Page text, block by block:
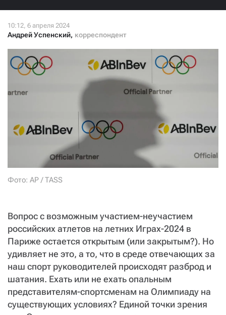
Андрей Успенский, корреспондент
Фото: AP / TASS
Вопрос с возможным участием-неучастием
российских атлетов на летних Играх-2024 в
Париже остается открытым (или закрытым?). Но
удивляет не это, а то, что в среде отвечающих за
наш спорт руководителей происходят разброд и
шатания. Ехать или не ехать опальным
представителям-спортсменам на Олимпиаду на
существующих условиях? Единой точки зрения
Нажимая кнопку «Стать соучастником»,
я принимаю
и подтверждаю свое гражданство РФ
СТАТЬ СОУЧАСТНИКОМ
ПОДЕЛИТЬСЯ С ДРУЗЬЯМИ
Если у вас есть вопросы, пишите donate@novayagazeta.ru
звоните:
+7 (929) 612-03-68